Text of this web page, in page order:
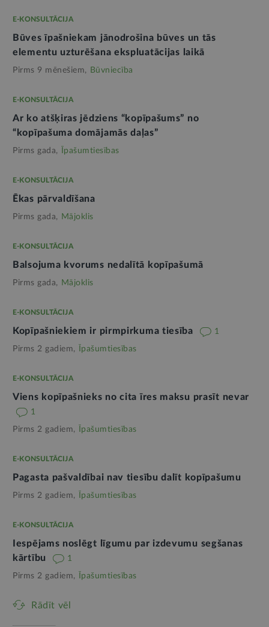
E-KONSULTĀCIJA
Būves īpašniekam jānodrošina būves un tās
elementu uzturēšana ekspluatācijas laikā
Pirms 9 mēnešiem, Būvniecība
E-KONSULTĀCIJA
Ar ko atšķiras jēdziens “kopīpašums” no
“kopīpašuma domājamās daļas”
Pirms gada, Īpašumtiesības
E-KONSULTĀCIJA
Ēkas pārvaldīšana
Pirms gada, Mājoklis
E-KONSULTĀCIJA
Balsojuma kvorums nedalītā kopīpašumā
Pirms gada, Mājoklis
E-KONSULTĀCIJA
Kopīpašniekiem ir pirmpirkuma tiesība 1
Pirms 2 gadiem, Īpašumtiesības
E-KONSULTĀCIJA
Viens kopīpašnieks no cita īres maksu prasīt nevar
1
Pirms 2 gadiem, Īpašumtiesības
E-KONSULTĀCIJA
Pagasta pašvaldībai nav tiesību dalīt kopīpašumu
Pirms 2 gadiem, Īpašumtiesības
E-KONSULTĀCIJA
Iespējams noslēgt līgumu par izdevumu segšanas
kārtību
1
Pirms 2 gadiem, Īpašumtiesības
Rādīt vēl